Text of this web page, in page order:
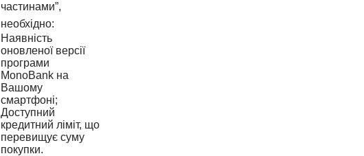
частинами”,
необхідно:
Наявність
оновленої версії
програми
MonoBank на
Вашому
смартфоні;
Доступний
кредитний ліміт, що
перевищує суму
покупки.